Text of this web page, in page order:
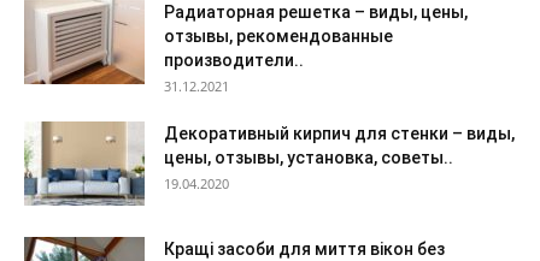
Радиаторная решетка – виды, цены,
отзывы, рекомендованные
производители..
31.12.2021
Декоративный кирпич для стенки – виды,
цены, отзывы, установка, советы..
19.04.2020
Кращі засоби для миття вікон без